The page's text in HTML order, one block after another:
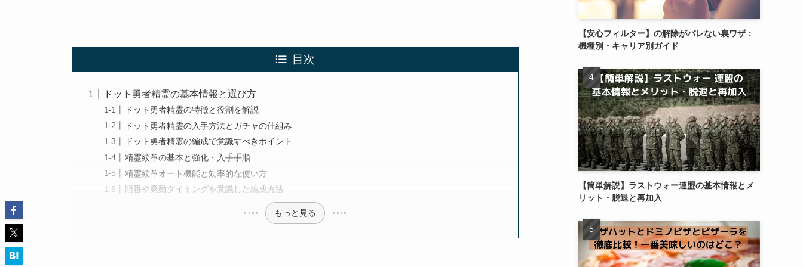
目次
ドット勇者精霊の基本情報と選び方
ドット勇者精霊の特徴と役割を解説
ドット勇者精霊の入手方法とガチャの仕組み
ドット勇者精霊の編成で意識すべきポイント
精霊紋章の基本と強化・入手手順
精霊紋章オート機能と効率的な使い方
順番や発動タイミングを意識した編成方法
もっと見る
【安心フィルター】の解除がバレない裏ワザ：
機種別・キャリア別ガイド
【簡単解説】ラストウォー連盟の基本情報とメ
リット・脱退と再加入